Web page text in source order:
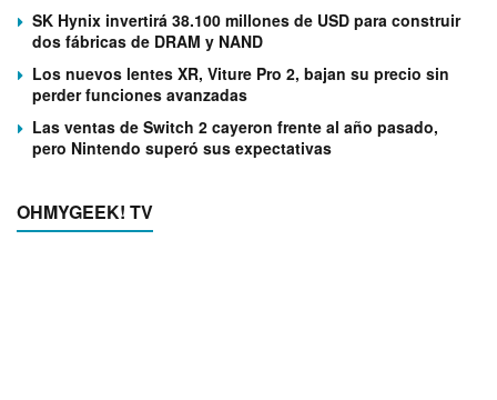
SK Hynix invertirá 38.100 millones de USD para construir
dos fábricas de DRAM y NAND
Los nuevos lentes XR, Viture Pro 2, bajan su precio sin
perder funciones avanzadas
Las ventas de Switch 2 cayeron frente al año pasado,
pero Nintendo superó sus expectativas
OHMYGEEK! TV